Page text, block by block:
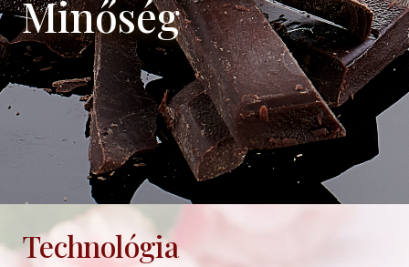
Minőség
Technológia